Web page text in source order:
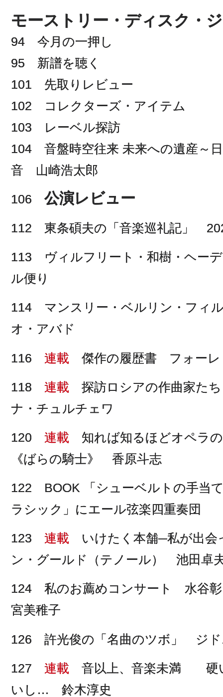
モーストリー・ディスク・
94 今月の一押し
95 新譜を聴く
101 先取りレビュー
102 コレクターズ・アイテム
103 レーベル探訪
104 音盤時空往来 未来への遺産～
音 山崎浩太郎
106公演レビュー
112 東条碩夫の「音楽巡礼記」
113 ヴィルフリート・和樹・ヘー
ル便り
114 マンスリー・ベルリン・フ
オ・アバド
116 連載 傑作の履歴書 フォー
118 連載 探訪ロシアの作曲家た
ナ・チュルチェワ
120 連載 知れば知るほどオペラ
《ばらの騎士》 香原斗志
122 BOOK 「シューベルトの手当
ラシック」にエール弦楽四重奏団
123 連載 いけたく本舗─私が出
ン・グールド（テノール） 池田卓
124 私のお薦めコンサート 水谷彰
宮美稚子
126 許光俊の「名曲のツボ」 ジド
127 連載 音以上、音楽未満 硬
いし… 鈴木淳史